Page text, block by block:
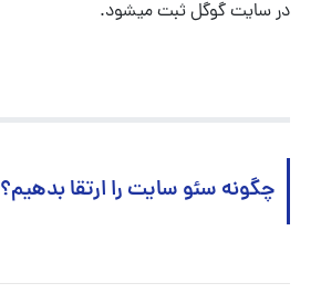
در سایت گوگل ثبت میشود.
چگونه سئو سایت را ارتقا بدهیم؟